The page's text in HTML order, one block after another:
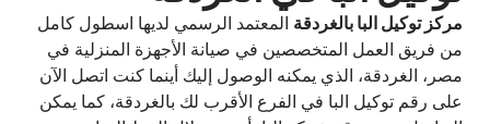
مركز توكيل البا بالغردقةالمعتمد الرسمي لديها اسطول كامل
من فريق العمل المتخصصين في صيانة الأجهزة المنزلية في
مصر، الغردقة، الذي يمكنه الوصول إليك أينما كنت اتصل الآن
على رقم توكيل البا في الفرع الأقرب لك بالغردقة، كما يمكن